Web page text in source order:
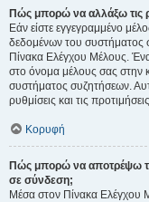
Πώς μπορώ να αλλάξω τις
Εάν είστε εγγεγραμμένο
δεδομένων του συστήματος
Πίνακα Ελέγχου Μέλους.
στο όνομα μέλους σας στην
συστήματος συζητήσεων.
ρυθμίσεις και τις
Κορυφή
Πώς μπορώ να αποτρέψω
σε σύνδεση;
Μέσα στον Πίνακα Ελέγχου